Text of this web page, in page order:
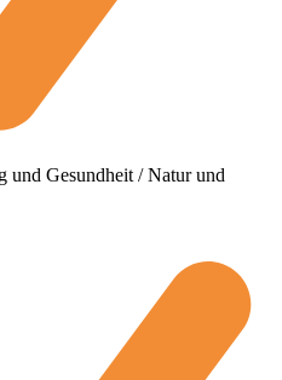
und Gesundheit / Natur und